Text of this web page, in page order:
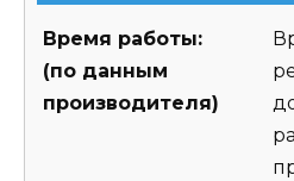
Время работы:
(по данным
производителя)